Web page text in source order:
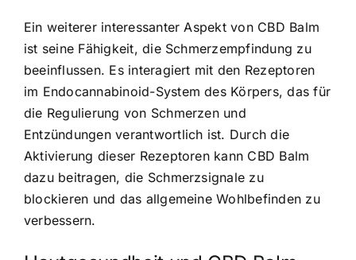
Ein weiterer interessanter Aspekt von CBD Balm
ist seine Fähigkeit, die Schmerzempfindung zu
beeinflussen. Es interagiert mit den Rezeptoren
im Endocannabinoid-System des Körpers, das für
die Regulierung von Schmerzen und
Entzündungen verantwortlich ist. Durch die
Aktivierung dieser Rezeptoren kann CBD Balm
dazu beitragen, die Schmerzsignale zu
blockieren und das allgemeine Wohlbefinden zu
verbessern.